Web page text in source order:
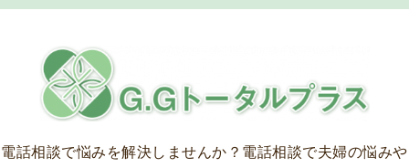
電話相談で悩みを解決しませんか？ 電話相談で夫婦の悩みや